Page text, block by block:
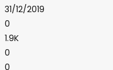
31/12/2019
0
1.9K
0
0